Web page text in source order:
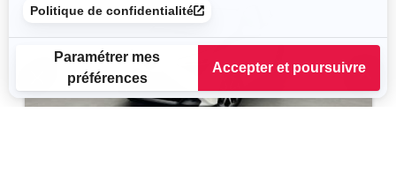
Politique de confidentialité
Paramétrer mes
préférences
Accepter et poursuivre
Axeptio consent
Plateforme de Gestion du Consentement : Personnalisez